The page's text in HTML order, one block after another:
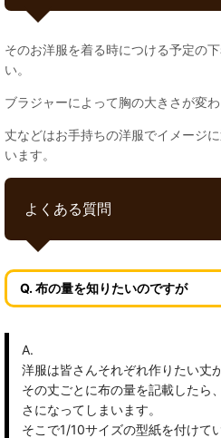
そのお洋服を着る時につける予定の
い。
ブラジャーによって胸の大きさが変わ
丈などはお手持ちの洋服でイメージ
います。
よくある質問
Q. 布の量を知りたいのですが
A.
洋服は皆さんそれぞれ作りたい丈
その丈ごとに布の量を記載したら
さになってしまいます。
そこで1/10サイズの型紙を付けて